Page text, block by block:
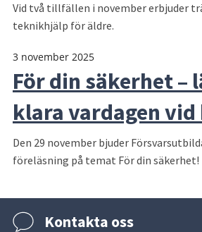
Vid två tillfällen i november erbjuder
teknikhjälp för äldre.
3 november 2025
För din säkerhet –
klara vardagen
Den 29 november bjuder
föreläsning på temat För din säkerhet!
Kontakta oss